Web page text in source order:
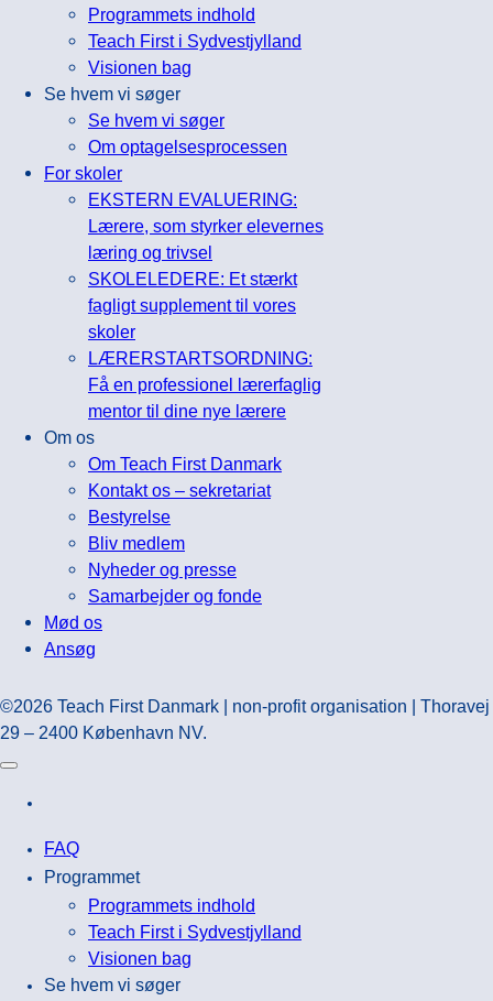
Programmets indhold
Teach First i Sydvestjylland
Visionen bag
Se hvem vi søger
Se hvem vi søger
Om optagelsesprocessen
For skoler
EKSTERN EVALUERING:
Lærere, som styrker elevernes
læring og trivsel
SKOLELEDERE: Et stærkt
fagligt supplement til vores
skoler
LÆRERSTARTSORDNING:
Få en professionel lærerfaglig
mentor til dine nye lærere
Om os
Om Teach First Danmark
Kontakt os – sekretariat
Bestyrelse
Bliv medlem
Nyheder og presse
Samarbejder og fonde
Mød os
Ansøg
©2026 Teach First Danmark | non-profit organisation | Thoravej
29 – 2400 København NV.
FAQ
Programmet
Programmets indhold
Teach First i Sydvestjylland
Visionen bag
Se hvem vi søger